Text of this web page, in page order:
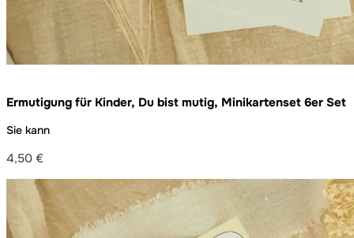
Ermutigung für Kinder, Du bist mutig, Minikartenset 6er Set
Sie kann
4,50 €